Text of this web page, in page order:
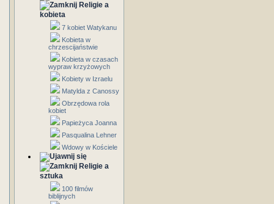
Religie a
kobieta
7 kobiet Watykanu
Kobieta w
chrzescijaństwie
Kobieta w czasach
wypraw krzyżowych
Kobiety w Izraelu
Matylda z Canossy
Obrzędowa rola
kobiet
Papieżyca Joanna
Pasqualina Lehner
Wdowy w Kościele
Religie a
sztuka
100 filmów
biblijnych